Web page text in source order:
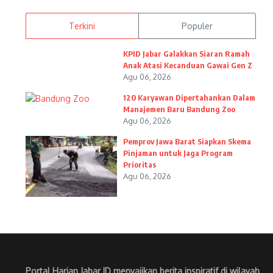
Terkini Populer
KPID Jabar Galakkan Siaran Ramah
Anak Atasi Kecanduan Gawai Gen Z
Agu 06, 2026
120 Karyawan Dipertahankan Dalam
Manajemen Baru Bandung Zoo
Agu 06, 2026
Pemprov Jawa Barat Siapkan Skema
Pinjaman untuk Jaga Program
Prioritas
Agu 06, 2026
Portal Harian Jabar ID menyajikan berita inspiratif di wilayah